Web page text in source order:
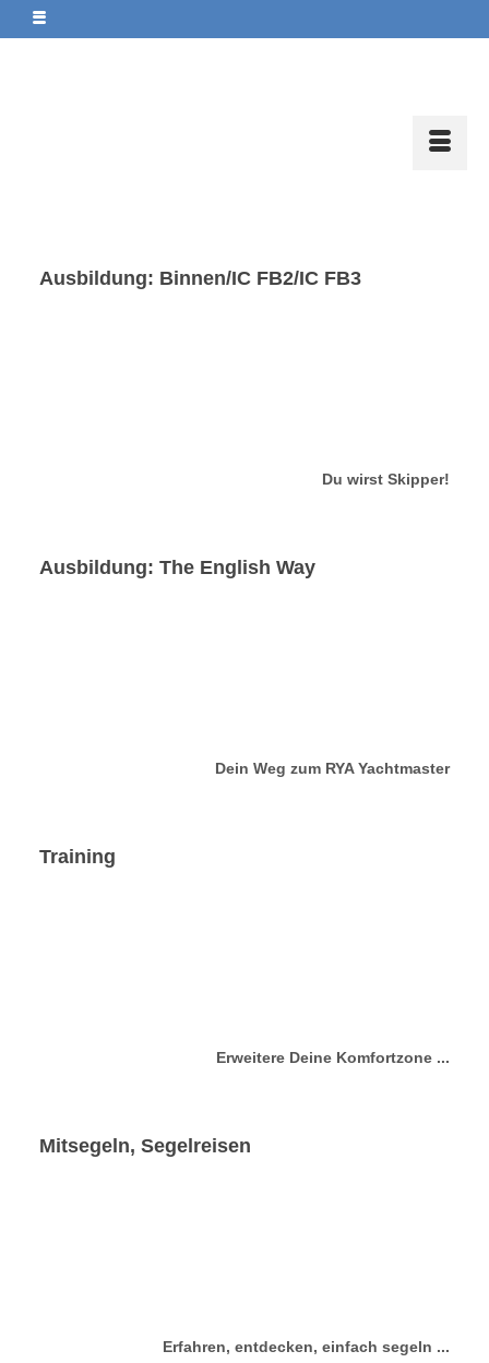
Ausbildung: Binnen/IC FB2/IC FB3
Du wirst Skipper!
Ausbildung: The English Way
Dein Weg zum RYA Yachtmaster
Training
Erweitere Deine Komfortzone ...
Mitsegeln, Segelreisen
Erfahren, entdecken, einfach segeln ...